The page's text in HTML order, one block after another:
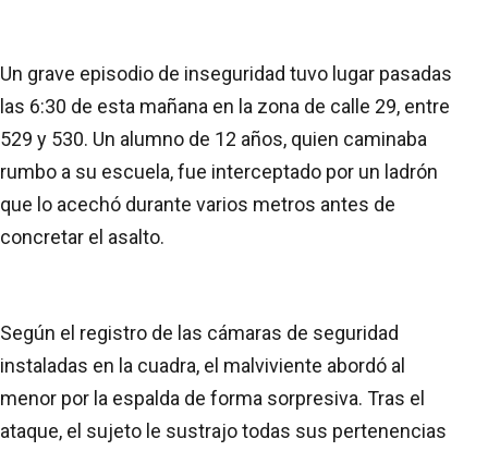
Un grave episodio de inseguridad tuvo lugar pasadas
las 6:30 de esta mañana en la zona de calle 29, entre
529 y 530. Un alumno de 12 años, quien caminaba
rumbo a su escuela, fue interceptado por un ladrón
que lo acechó durante varios metros antes de
concretar el asalto.
Según el registro de las cámaras de seguridad
instaladas en la cuadra, el malviviente abordó al
menor por la espalda de forma sorpresiva. Tras el
ataque, el sujeto le sustrajo todas sus pertenencias